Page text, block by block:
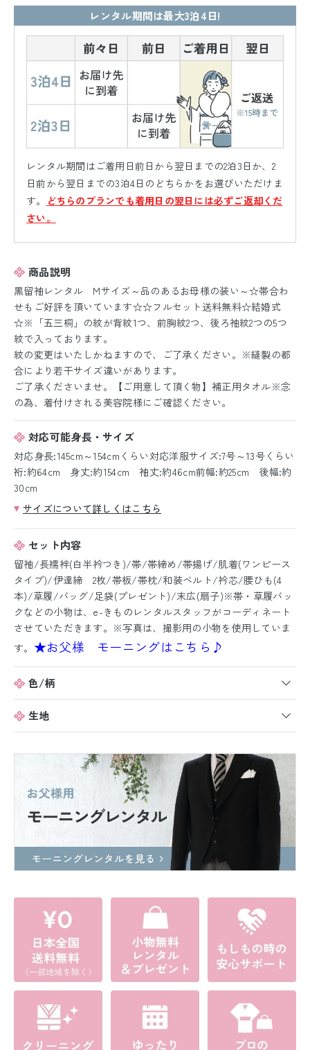
レンタル期間は最大3泊4日!
レンタル期間はご着用日前日から翌日までの2泊3日か、2
日前から翌日までの3泊4日のどちらかをお選びいただけま
す。
どちらのプランでも着用日の翌日には必ずご返却くだ
さい。
商品説明
黒留袖レンタル Mサイズ～品のあるお母様の装い～☆帯合わ
せもご好評を頂いています☆☆フルセット送料無料☆結婚式
☆※「五三桐」の紋が背紋1つ、前胸紋2つ、後ろ袖紋2つの5つ
紋で入っております。
紋の変更はいたしかねますので、ご了承ください。※縫製の都
合により若干サイズ違いがあります。
ご了承くださいませ。【ご用意して頂く物】補正用タオル※念
の為、着付けされる美容院様にご確認ください。
対応可能身長・サイズ
対応身長:145cm～154cmくらい対応洋服サイズ:7号～13号くらい
裄:約64cm 身丈:約154cm 袖丈:約46cm前幅:約25cm 後幅:約
30cm
サイズについて詳しくはこちら
セット内容
留袖/長襦袢(白半衿つき)/帯/帯締め/帯揚げ/肌着(ワンピース
タイプ)/伊達締 2枚/帯板/帯枕/和装ベルト/衿芯/腰ひも(4
本)/草履/バッグ/足袋(プレゼント)/末広(扇子)※帯・草履バッ
クなどの小物は、e-きものレンタルスタッフがコーディネート
させていただきます。※写真は、撮影用の小物を使用していま
す。 ★お父様 モーニングはこちら♪
色/柄
生地